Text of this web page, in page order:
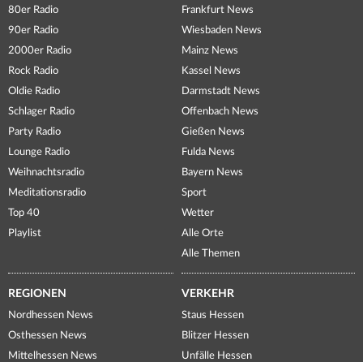
80er Radio
90er Radio
2000er Radio
Rock Radio
Oldie Radio
Schlager Radio
Party Radio
Lounge Radio
Weihnachtsradio
Meditationsradio
Top 40
Playlist
Frankfurt News
Wiesbaden News
Mainz News
Kassel News
Darmstadt News
Offenbach News
Gießen News
Fulda News
Bayern News
Sport
Wetter
Alle Orte
Alle Themen
REGIONEN
Nordhessen News
Osthessen News
Mittelhessen News
VERKEHR
Staus Hessen
Blitzer Hessen
Unfälle Hessen